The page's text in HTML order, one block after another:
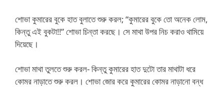
শোভা কুমারের বুকে হাত বুলাতে শুরু করল; “কুমারের বুকে তো অনেক লোম,
কিন্তু এই বুকটা!!” শোভা চিন্তা করছে। সে মাথা উপর নিচ করাও থামিয়ে
দিয়েছে।
শোভা মাথা তুলতে শুরু করল- কিন্তু কুমারের হাত দুটো তার মাথাটা ধরে
কোমর নাড়াতে শুরু করল। শোভা জোর করে কুমারের কোমর নাড়ানো বন্ধ